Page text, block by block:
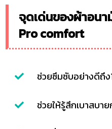
จุดเด่นของผ้าอน
Pro comfort
ช่วยซึมซับอย่างดีถึง
ช่วยให้รู้สึกเบาสบา